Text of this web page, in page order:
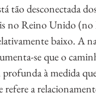
tão desconectada
no Reino Unido (no
baixo. A
se que o
profunda à medida
refere a